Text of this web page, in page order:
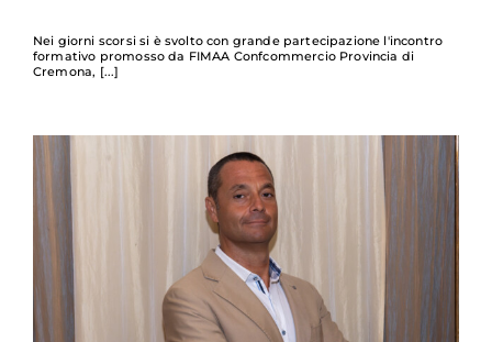
Nei giorni scorsi si è svolto con grande partecipazione l'incontro
formativo promosso da FIMAA Confcommercio Provincia di
Cremona,